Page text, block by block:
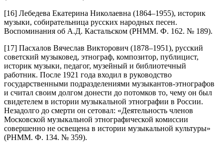
[16] Лебедева Екатерина Николаевна (1864–1955), историк
музыки, собирательница русских народных песен.
Воспоминания об А.Д. Кастальском (РНММ. Ф. 162. № 189).
[17] Пасхалов Вячеслав Викторович (1878–1951), русский
советский музыковед, этнограф, композитор, публицист,
историк музыки, педагог, музейный и библиотечный
работник. После 1921 года входил в руководство
государственными подразделениями музыкантов-этнографов
и считал своим долгом донести до потомков то, чему он был
свидетелем в истории музыкальной этнографии в России.
Незадолго до смерти он сетовал: «Деятельность членов
Московской музыкальной этнографической комиссии
совершенно не освещена в истории музыкальной культуры»
(РНММ. Ф. 134. № 359).